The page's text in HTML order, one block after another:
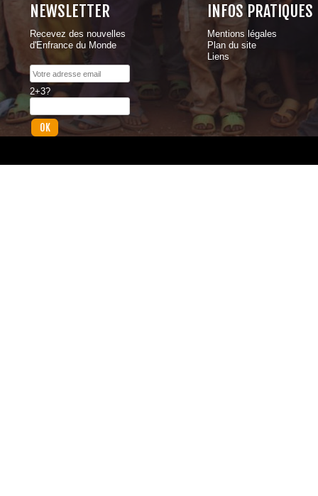
NEWSLETTER
Recevez des nouvelles
d'Enfrance du Monde
2+3?
INFOS PRATIQUES
Mentions légales
Plan du site
Liens